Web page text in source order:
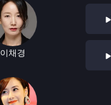
이채경